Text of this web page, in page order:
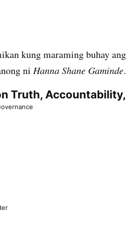
kung maraming buhay
ni Hanna Shane Gaminde.
Truth,